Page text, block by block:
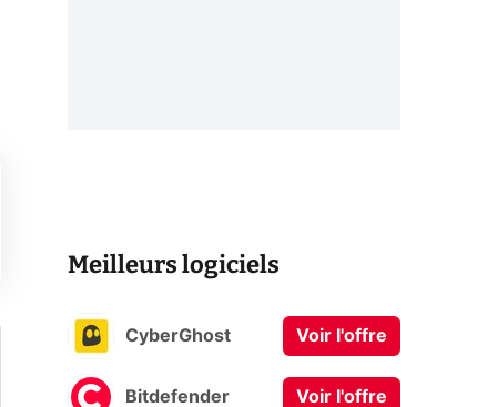
Meilleurs logiciels
CyberGhost Voir l'offre
Bitdefender Voir l'offre